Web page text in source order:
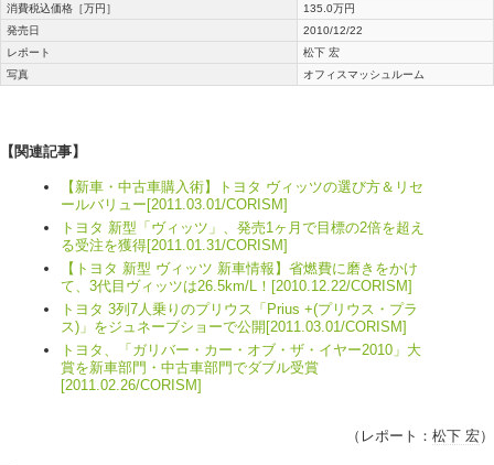
消費税込価格［万円］
135.0万円
発売日
2010/12/22
レポート
松下 宏
写真
オフィスマッシュルーム
【関連記事】
【新車・中古車購入術】トヨタ ヴィッツの選び方＆リセ
ールバリュー[2011.03.01/CORISM]
トヨタ 新型「ヴィッツ」、発売1ヶ月で目標の2倍を超え
る受注を獲得[2011.01.31/CORISM]
【トヨタ 新型 ヴィッツ 新車情報】省燃費に磨きをかけ
て、3代目ヴィッツは26.5km/L！[2010.12.22/CORISM]
トヨタ 3列7人乗りのプリウス「Prius +(プリウス・プラ
ス)」をジュネーブショーで公開[2011.03.01/CORISM]
トヨタ、「ガリバー・カー・オブ・ザ・イヤー2010」大
賞を新車部門・中古車部門でダブル受賞
[2011.02.26/CORISM]
（レポート： 松下 宏）